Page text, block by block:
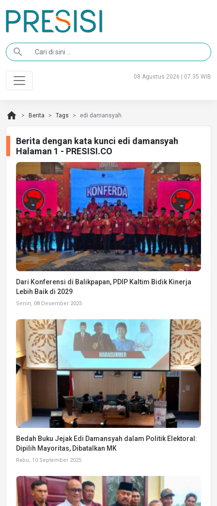
search
08 Agustus 2026 | 07:35 WIB
home Berita Tags edi damansyah
Berita dengan kata kunci edi damansyah
Halaman 1 - PRESISI.CO
Dari Konferensi di Balikpapan, PDIP Kaltim Bidik Kinerja
Lebih Baik di 2029
Senin, 08 Desember 2025
Bedah Buku Jejak Edi Damansyah dalam Politik Elektoral:
Dipilih Mayoritas, Dibatalkan MK
Rabu, 10 September 2025